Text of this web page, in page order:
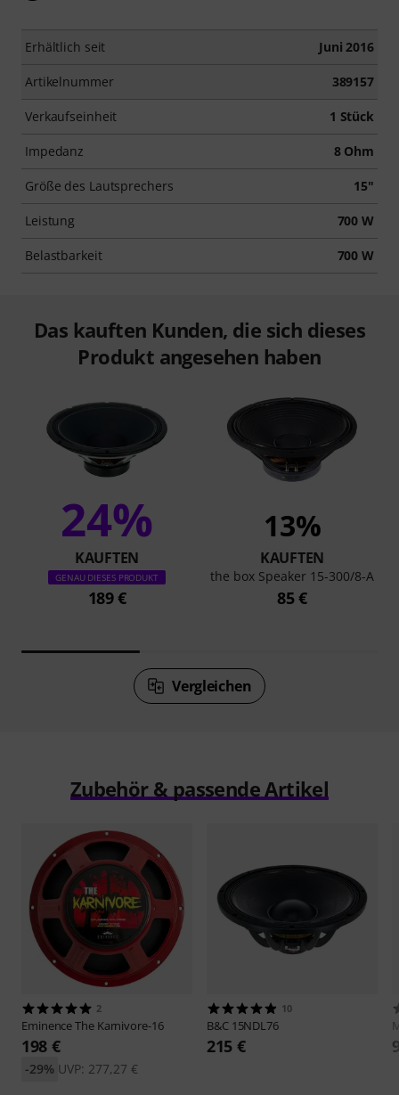
Erhältlich seit Juni 2016
Artikelnummer 389157
Verkaufseinheit 1 Stück
Impedanz 8 Ohm
Größe des Lautsprechers 15"
Leistung 700 W
Belastbarkeit 700 W
Das kauften Kunden, die sich dieses
Produkt angesehen haben
24%
KAUFTEN
GENAU DIESES PRODUKT
189 €
13%
KAUFTEN
the box Speaker 15-300/8-A
85 €
Vergleichen
Zubehör & passende Artikel
2
EminenceThe Karnivore-16
198 €
UVP: 277,27 €
-29%
10
B&C 15NDL76
215 €